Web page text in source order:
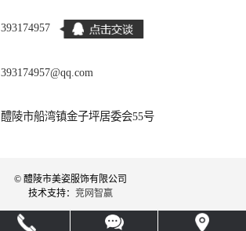
393174957
393174957@qq.com
醴陵市船湾镇金子坪居委会55号
© 醴陵市美姿服饰有限公司
技术支持： 竞网智赢